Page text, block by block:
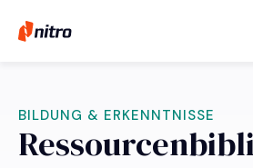
BILDUNG & ERKENNTNISSE